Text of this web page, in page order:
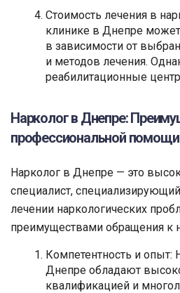
Стоимость лечения в
клинике в Днепре
в зависимости от
и методов лечения.
реабилитационные
Нарколог в Днепре:
профессиональной помощи
Нарколог в Днепре — это
специалист,
лечении наркологических
преимуществами обращения к
Компетентность и опыт:
Днепре обладают
квалификацией и